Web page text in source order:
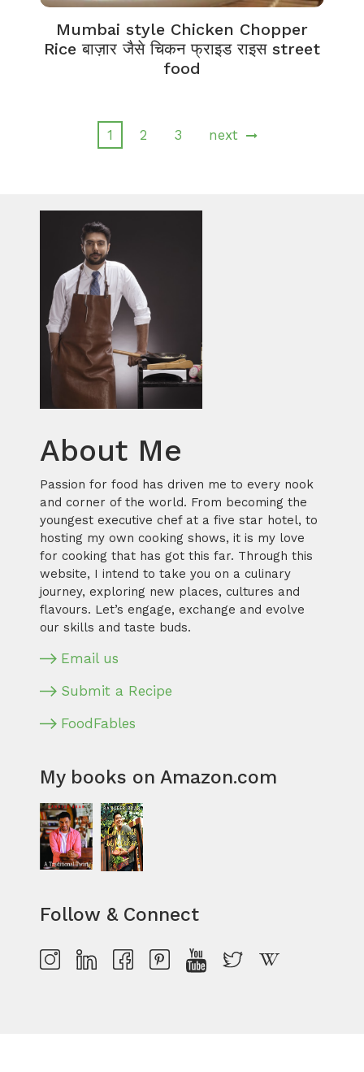
Mumbai style Chicken Chopper
Rice बाज़ार जैसे चिकन फ्राइड राइस street
food
1 2 3 next
About Me
Passion for food has driven me to every nook
and corner of the world. From becoming the
youngest executive chef at a five star hotel, to
hosting my own cooking shows, it is my love
for cooking that has got this far. Through this
website, I intend to take you on a culinary
journey, exploring new places, cultures and
flavours. Let’s engage, exchange and evolve
our skills and taste buds.
Email us
Submit a Recipe
FoodFables
My books on Amazon.com
Follow & Connect